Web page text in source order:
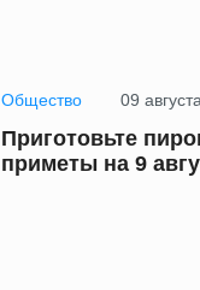
Общество 09
Приготовьте
приметы на 9